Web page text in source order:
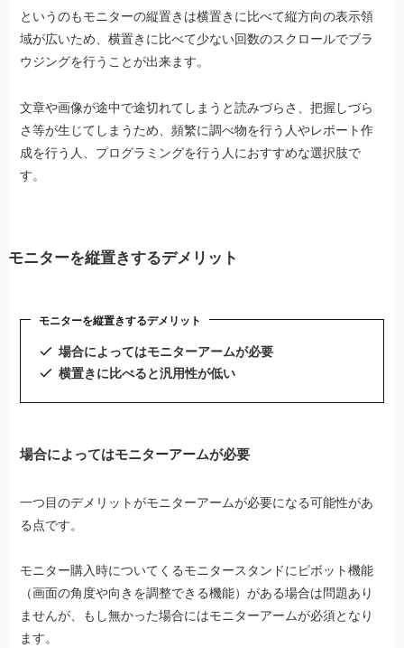
というのもモニターの縦置きは横置きに比べて縦方向の表示領
域が広いため、横置きに比べて少ない回数のスクロールでブラ
ウジングを行うことが出来ます。
文章や画像が途中で途切れてしまうと読みづらさ、把握しづら
さ等が生じてしまうため、頻繁に調べ物を行う人やレポート作
成を行う人、プログラミングを行う人におすすめな選択肢で
す。
モニターを縦置きするデメリット
モニターを縦置きするデメリット
場合によってはモニターアームが必要
横置きに比べると汎用性が低い
場合によってはモニターアームが必要
一つ目のデメリットがモニターアームが必要になる可能性があ
る点です。
モニター購入時についてくるモニタースタンドにピボット機能
（画面の角度や向きを調整できる機能）がある場合は問題あり
ませんが、もし無かった場合にはモニターアームが必須となり
ます。